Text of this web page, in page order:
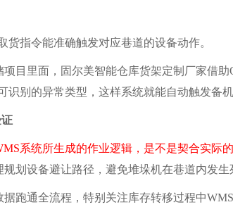
指令能准确触发对应巷道的设备动作。
里面，固尔美智能仓库货架定制厂家借助
识别的异常类型，这样系统就能自动触发备机
系统所生成的作业逻辑，是不是契合实际
划设备避让路径，避免堆垛机在巷道内发生
通全流程，特别关注库存转移过程中